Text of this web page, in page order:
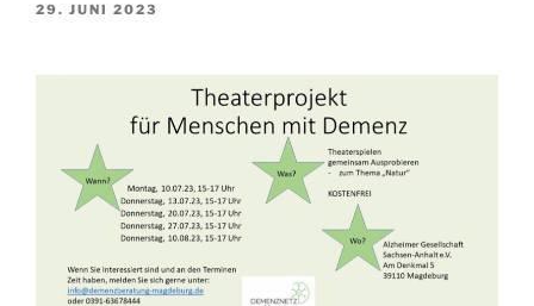
VERÖFFENTLICHT
29. JUNI 2023